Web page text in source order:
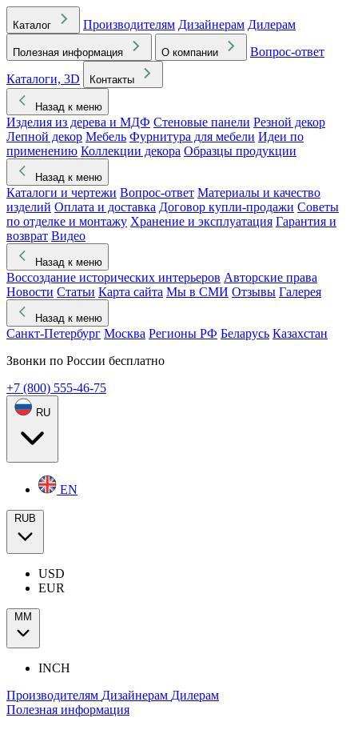
Каталог Производителям Дизайнерам Дилерам
Полезная информация О компании
Вопрос-ответ
Каталоги, 3D
Контакты
Назад к меню
Изделия из дерева и МДФ Стеновые панели Резной декор
Лепной декор Мебель Фурнитура для мебели Идеи по
применению Коллекции декора Образцы продукции
Назад к меню
Каталоги и чертежи Вопрос-ответ Материалы и качество
изделий Оплата и доставка Договор купли-продажи Советы
по отделке и монтажу Хранение и эксплуатация Гарантия и
возврат Видео
Назад к меню
Воссоздание исторических интерьеров Авторские права
Новости Статьи Карта сайта Мы в СМИ Отзывы Галерея
Назад к меню
Санкт-Петербург Москва Регионы РФ Беларусь Казахстан
Звонки по России бесплатно
+7 (800) 555-46-75
RU
EN
RUB
USD
EUR
ММ
INCH
Производителям Дизайнерам Дилерам
Полезная информация